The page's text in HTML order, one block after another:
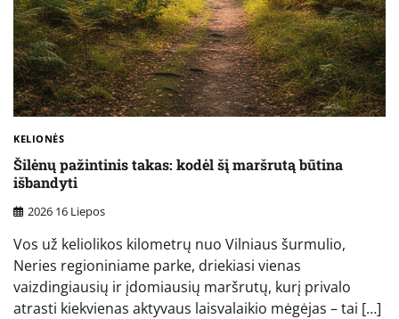
KELIONĖS
Šilėnų pažintinis takas: kodėl šį maršrutą būtina
išbandyti
2026 16 Liepos
Vos už keliolikos kilometrų nuo Vilniaus šurmulio,
Neries regioniniame parke, driekiasi vienas
vaizdingiausių ir įdomiausių maršrutų, kurį privalo
atrasti kiekvienas aktyvaus laisvalaikio mėgėjas – tai […]